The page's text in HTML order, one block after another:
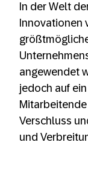
In der Welt
Innovationen
angewendet
jedoch auf
Verschluss
und